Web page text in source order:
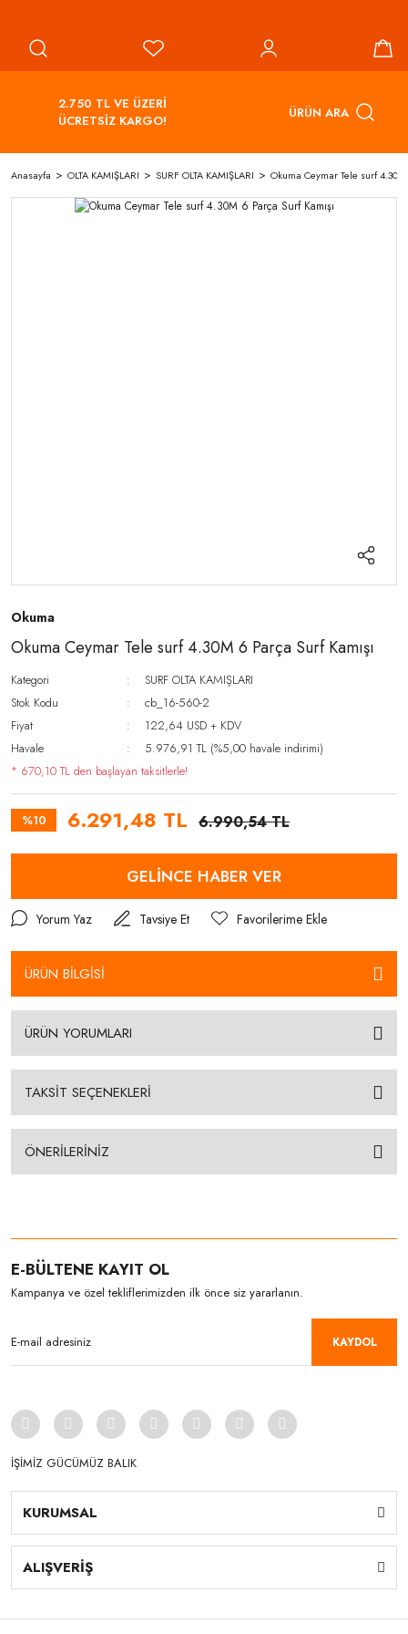
2.750 TL VE ÜZERİ
ÜCRETSİZ KARGO!
ÜRÜN ARA
Anasayfa OLTA KAMIŞLARI SURF OLTA KAMIŞLARI Okuma Ceymar Tele surf 4.30M
Okuma
Okuma Ceymar Tele surf 4.30M 6 Parça Surf Kamışı
Kategori
SURF OLTA KAMIŞLARI
Stok Kodu
cb_16-560-2
Fiyat
122,64 USD + KDV
Havale
5.976,91 TL (%5,00 havale indirimi)
* 670,10 TL den başlayan taksitlerle!
%10 6.291,48 TL 6.990,54 TL
GELİNCE HABER VER
Yorum Yaz Tavsiye Et
ÜRÜN BİLGİSİ
ÜRÜN YORUMLARI
TAKSİT SEÇENEKLERİ
ÖNERİLERİNİZ
E-BÜLTENE KAYIT OL
Kampanya ve özel tekliflerimizden ilk önce siz yararlanın.
KAYDOL
İŞİMİZ GÜCÜMÜZ BALIK
KURUMSAL
ALIŞVERİŞ